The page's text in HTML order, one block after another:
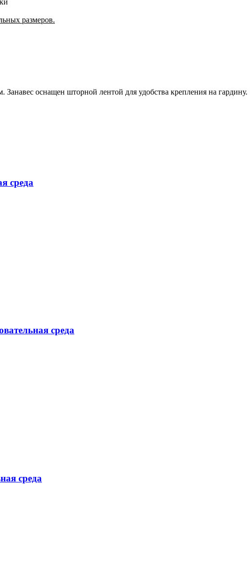
размеров.
оснащен шторной лентой для удобства крепления на гардину.
среда
среда
среда